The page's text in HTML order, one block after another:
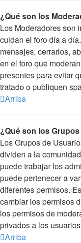
¿Qué son los
Los Moderadores son
cuidan el foro día a
mensajes, cerrarlos,
en el foro que
presentes para evitar
tratado o publiquen
Arriba
¿Qué son los
Los Grupos de
dividen a la
puede trabajar los
puede pertenecer a
diferentes permisos.
cambiar los permisos
los permisos de
privados a los
Arriba